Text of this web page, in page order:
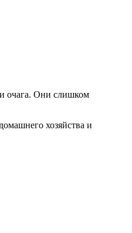
очага. Они слишком
хозяйства и